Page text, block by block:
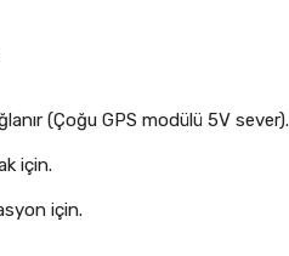
(Çoğu GPS modülü 5V sever).
için.
için.